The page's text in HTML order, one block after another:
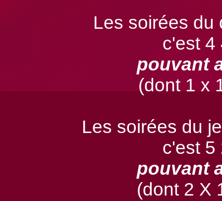
Les soirées du
c'est 4
pouvant
(dont 1 x
Les soirées du
c'est 5
pouvant
(dont 2 X